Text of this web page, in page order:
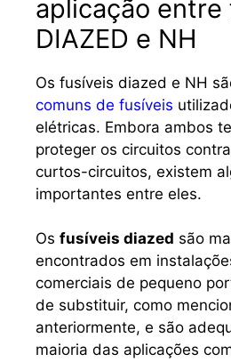
aplicação entre
DIAZED e NH
Os fusíveis diazed e NH
comuns de fusíveis
elétricas. Embora ambos
proteger os circuitos
curtos-circuitos, existem
importantes entre eles.
Os fusíveis diazed são
encontrados em
comerciais de pequeno
de substituir, como
anteriormente, e são
maioria das aplicações